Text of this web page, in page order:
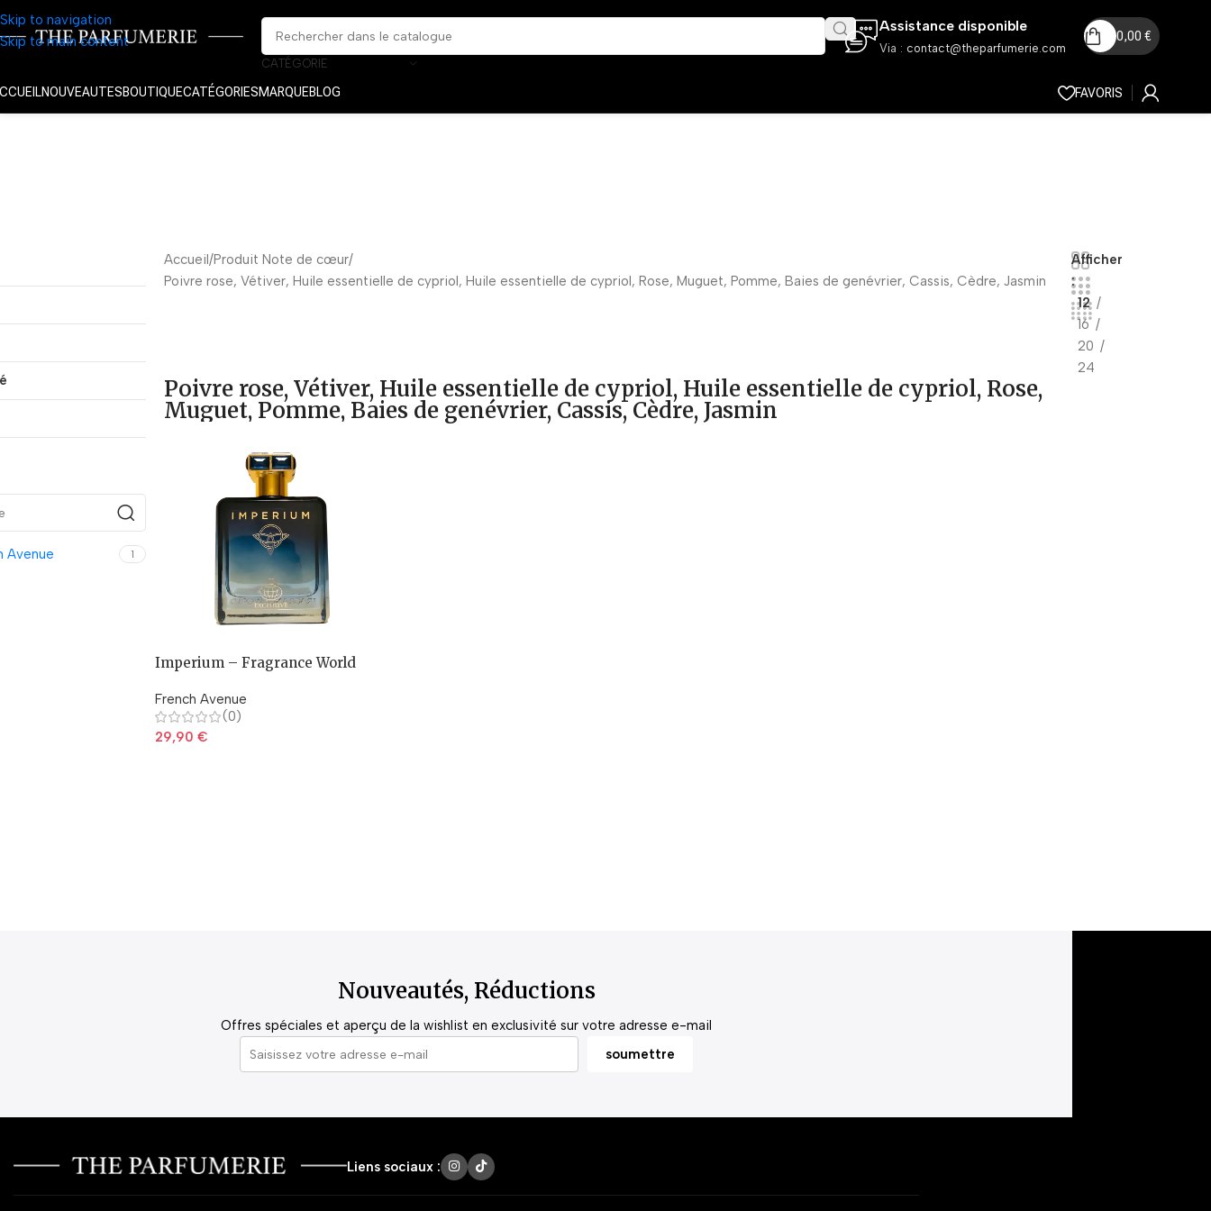
Skip to navigation
Skip to main content
CATÉGORIE
Assistance disponible
Via : contact@theparfumerie.com
0,00 €
NOUVEAUTESBOUTIQUECATÉGORIESMARQUEBLOG FAVORIS
Avenue 1
Accueil Produit Note de cœur
Poivre rose, Vétiver, Huile essentielle de cypriol, Huile essentielle de cypriol, Rose, Muguet, Pomme, Baies de genévrier, Cassis, Cèdre, Jasmin
Afficher
12
16
20
24
Poivre rose, Vétiver, Huile essentielle de cypriol, Huile essentielle de cypriol, Rose,
Muguet, Pomme, Baies de genévrier, Cassis, Cèdre, Jasmin
Imperium – Fragrance World
French Avenue
(0)
29,90 €
Nouveautés, Réductions
Offres spéciales et aperçu de la wishlist en exclusivité sur votre adresse e-mail
Liens sociaux :